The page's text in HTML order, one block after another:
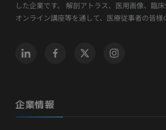
した企業です。 解剖アトラス、医用画像、臨床
オンライン講座等を通して、医療従事者の皆様
企業情報